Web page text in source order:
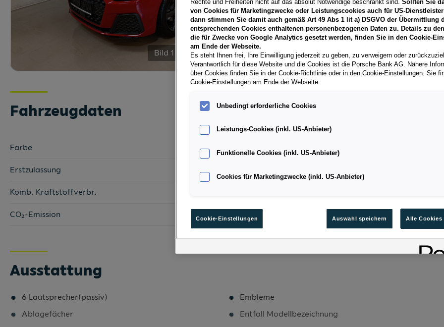
Bild 1
variabel, Effektivzinssatz
Verkaufsberater freut sich
können.
Fahrzeugdaten
Farbe
Erstzulassung
Komb. Kraftstoffverbr.
CO₂-Emission Bestandsnummer
Ausstattung
6 Lautsprecher(passiv)
Ablagefächer
Embleme
Entfall Modellbezeichnung
Rechte und Freiheiten nicht auf das absolut Notwendige beschränkt sind. Sollten Sie
von Cookies für Marketingzwecke oder Leistungscookies auch für US-
dann stimmen Sie damit auch gemäß Art 49 Abs 1 lit a) DSGVO der Übermittlung
entsprechenden Cookies enthaltenen personenbezogenen Daten zu. Details zu
die für Zwecke von Google Analytics gesetzt werden, finden Sie in den Cookie-
am Ende der Webseite.
Es steht Ihnen frei, Ihre Einwilligung jederzeit zu geben, zu verweigern oder
Verantwortlich für diese Website und die Cookies ist die Porsche Bank AG. Nähere
über Cookies finden Sie in der Cookie-Richtlinie oder in den Cookie-Einstellungen. Sie
Cookie-Einstellungen am Ende der Webseite.
Unbedingt erforderliche Cookies
Leistungs-Cookies (inkl. US-Anbieter)
Funktionelle Cookies (inkl. US-Anbieter)
Cookies für Marketingzwecke (inkl. US-Anbieter)
Cookie-Einstellungen Auswahl speichern Alle Cookies